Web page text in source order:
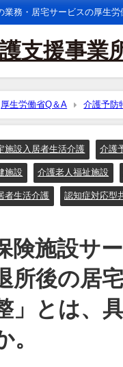
業務・居宅サービスの厚生労
支援事業
厚生労働省Q＆A 介護予防
ける居宅サービスの利用上
施設入居者生活介護 介護
施設 介護老人福祉施設
者生活介護 認知症対応型
険施設サ
所後の居
」とは、
。